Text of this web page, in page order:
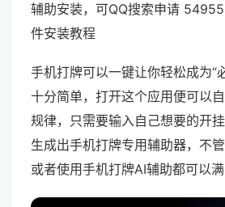
辅助安装，可QQ搜索申请
件安装教程
手机打牌可以一键让你轻松成为“
十分简单，打开这个应用便可以
规律，只需要输入自己想要的开
生成出手机打牌专用辅助器，不
或者使用手机打牌AI辅助都可以满